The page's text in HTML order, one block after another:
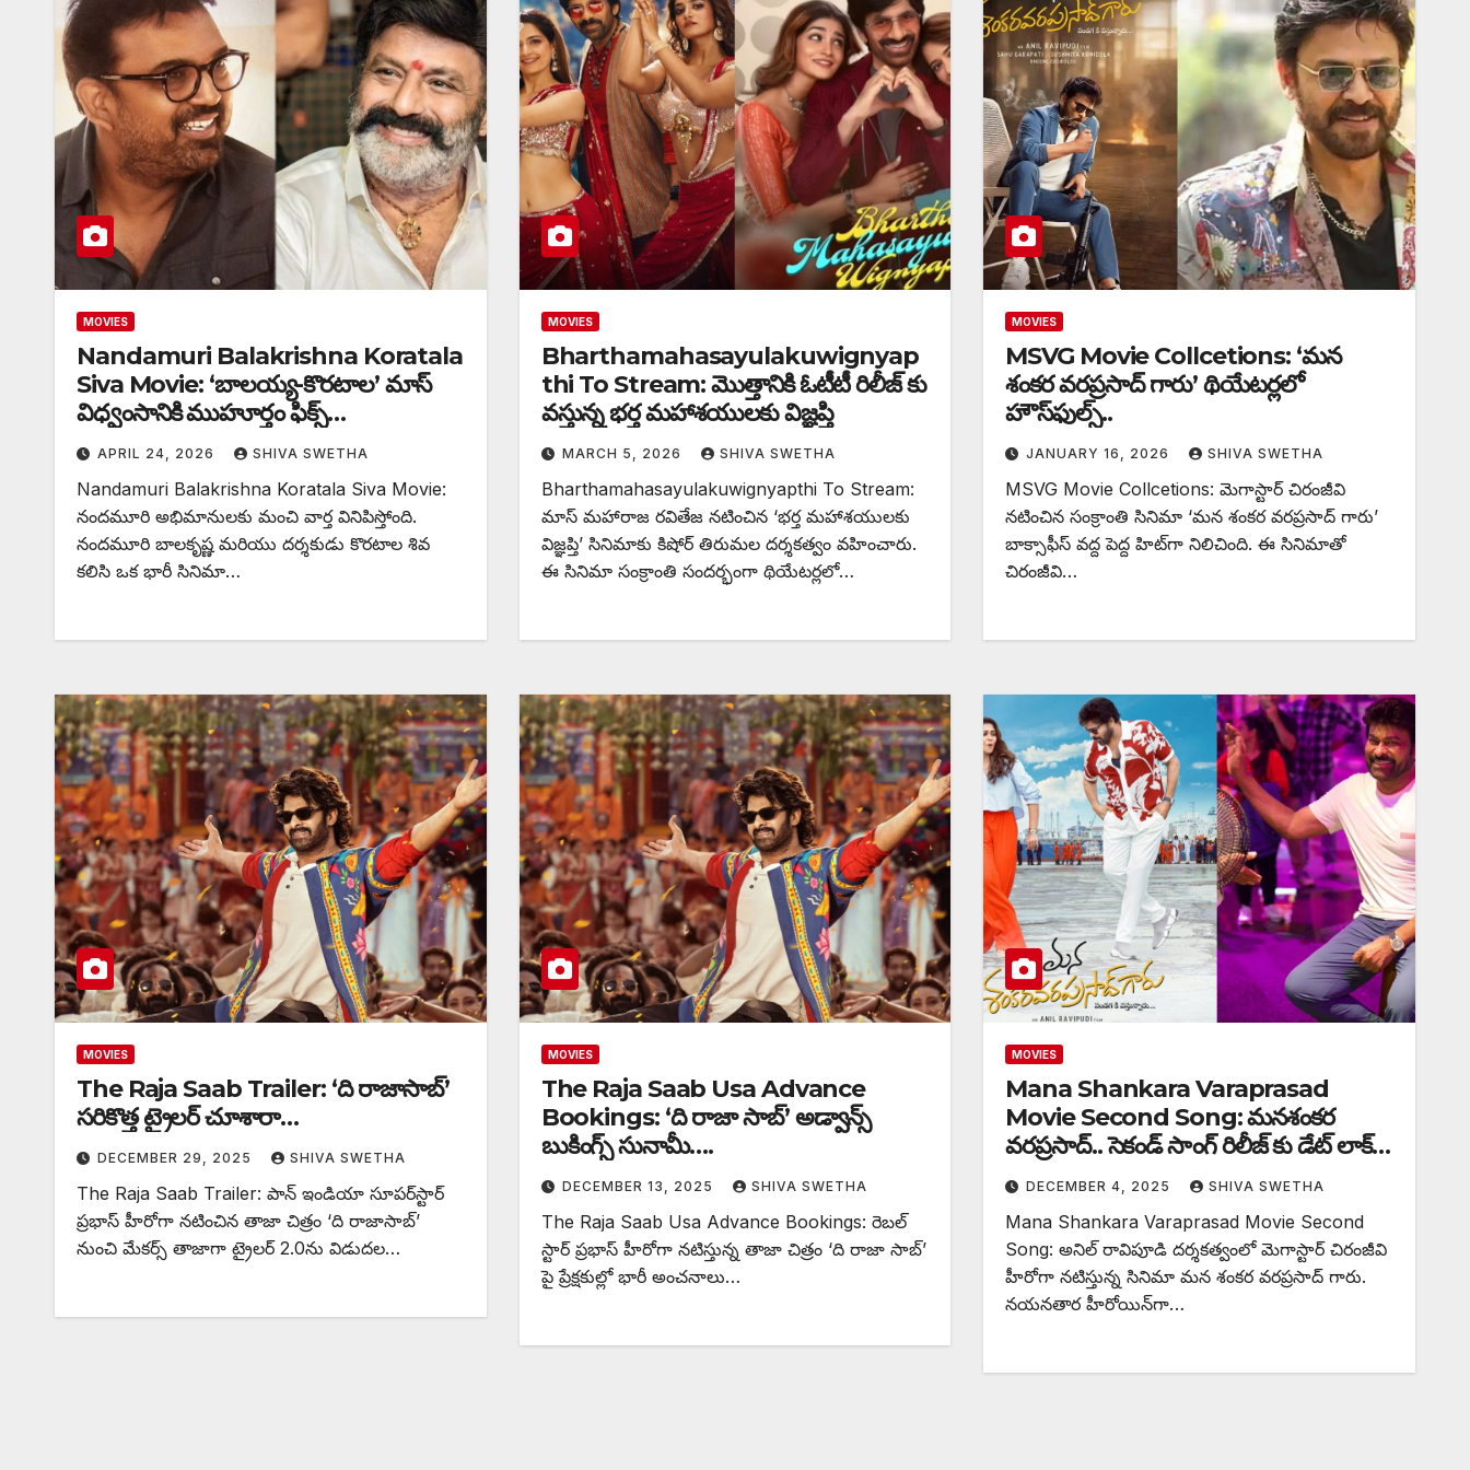
MOVIES
Nandamuri Balakrishna Koratala
Siva Movie: ‘బాలయ్య-కొరటాల’ మాస్
విధ్వంసానికి ముహూర్తం ఫిక్స్…
APRIL 24, 2026 SHIVA SWETHA
Nandamuri Balakrishna Koratala Siva Movie:
నందమూరి అభిమానులకు మంచి వార్త వినిపిస్తోంది.
నందమూరి బాలకృష్ణ మరియు దర్శకుడు కొరటాల శివ
కలిసి ఒక భారీ సినిమా…
MOVIES
Bharthamahasayulakuwignyap
thi To Stream: మొత్తానికి ఓటీటీ రిలీజ్ కు
వస్తున్న భర్త మహాశయులకు విజ్ఞప్తి
MARCH 5, 2026 SHIVA SWETHA
Bharthamahasayulakuwignyapthi To Stream:
మాస్ మహారాజ రవితేజ నటించిన ‘భర్త మహాశయులకు
విజ్ఞప్తి’ సినిమాకు కిషోర్ తిరుమల దర్శకత్వం వహించారు.
ఈ సినిమా సంక్రాంతి సందర్భంగా థియేటర్లలో…
MOVIES
MSVG Movie Collcetions: ‘మన
శంకర వరప్రసాద్ గారు’ థియేటర్లలో
హౌస్‌ఫుల్స్..
JANUARY 16, 2026 SHIVA SWETHA
MSVG Movie Collcetions: మెగాస్టార్ చిరంజీవి
నటించిన సంక్రాంతి సినిమా ‘మన శంకర వరప్రసాద్ గారు’
బాక్సాఫీస్ వద్ద పెద్ద హిట్‌గా నిలిచింది. ఈ సినిమాతో
చిరంజీవి…
MOVIES
The Raja Saab Trailer: ‘ది రాజాసాబ్‌’
సరికొత్త ట్రైలర్ చూశారా…
DECEMBER 29, 2025 SHIVA SWETHA
The Raja Saab Trailer: పాన్ ఇండియా సూపర్‌స్టార్
ప్రభాస్ హీరోగా నటించిన తాజా చిత్రం ‘ది రాజాసాబ్’
నుంచి మేకర్స్ తాజాగా ట్రైలర్ 2.0ను విడుదల…
MOVIES
The Raja Saab Usa Advance
Bookings: ‘ది రాజా సాబ్’ అడ్వాన్స్
బుకింగ్స్ సునామీ….
DECEMBER 13, 2025 SHIVA SWETHA
The Raja Saab Usa Advance Bookings: రెబల్
స్టార్ ప్రభాస్ హీరోగా నటిస్తున్న తాజా చిత్రం ‘ది రాజా సాబ్’
పై ప్రేక్షకుల్లో భారీ అంచనాలు…
MOVIES
Mana Shankara Varaprasad
Movie Second Song: మనశంకర
వరప్రసాద్.. సెకండ్ సాంగ్ రిలీజ్ కు డేట్ లాక్…
DECEMBER 4, 2025 SHIVA SWETHA
Mana Shankara Varaprasad Movie Second
Song: అనిల్ రావిపూడి దర్శకత్వంలో మెగాస్టార్ చిరంజీవి
హీరోగా నటిస్తున్న సినిమా మన శంకర వరప్రసాద్ గారు.
నయనతార హీరోయిన్‌గా…